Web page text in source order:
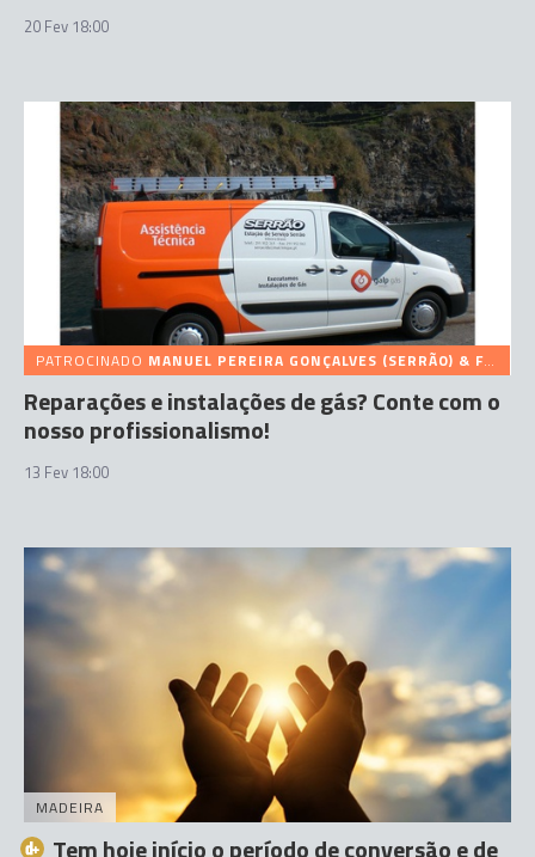
20 Fev 18:00
PATROCINADO MANUEL PEREIRA GONÇALVES (SERRÃO) & FILHOS
Reparações e instalações de gás? Conte com o
nosso profissionalismo!
13 Fev 18:00
MADEIRA
Tem hoje início o período de conversão e de